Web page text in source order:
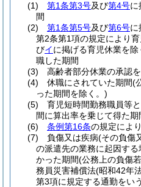
(1)
第1条第3号及び第4号に
間
(2)
第1条第5号及び第6号に
第2条第1項の規定により
びイに掲げる育児休業を除
職した期間
(3)
高齢者部分休業の承認
(4)
休職にされていた期間(
った期間を除く。)
(5)
育児短時間勤務職員等
間に算出率を乗じて得た
(6)
条例第16条の規定によ
(7)
負傷又は疾病(その負傷
の派遣先の業務に起因する
かった期間(公務上の負傷
務員災害補償法(昭和42年
第3項に規定する通勤をい